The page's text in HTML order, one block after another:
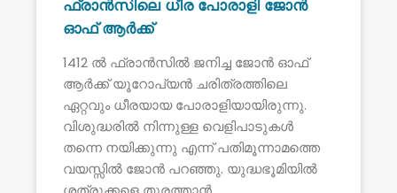
ഫ്രാൻസിലെ ധീര പോരാളി ജോൻ
ഓഫ് ആർക്ക്
1412 ൽ ഫ്രാൻസിൽ ജനിച്ച ജോൻ ഓഫ്
ആർക്ക് യൂറോപ്യൻ ചരിത്രത്തിലെ
ഏറ്റവും ധീരയായ പോരാളിയായിരുന്നു.
വിശുദ്ധരിൽ നിന്നുള്ള വെളിപാടുകൾ
തന്നെ നയിക്കുന്നു എന്ന് പതിമൂന്നാമത്തെ
വയസ്സിൽ ജോൻ പറഞ്ഞു. യുദ്ധഭൂമിയിൽ